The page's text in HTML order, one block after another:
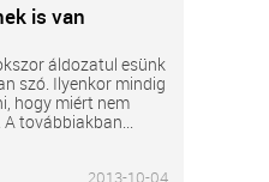
is van
áldozatul esünk
szó. Ilyenkor mindig
hogy miért nem
továbbiakban...
2013-10-04